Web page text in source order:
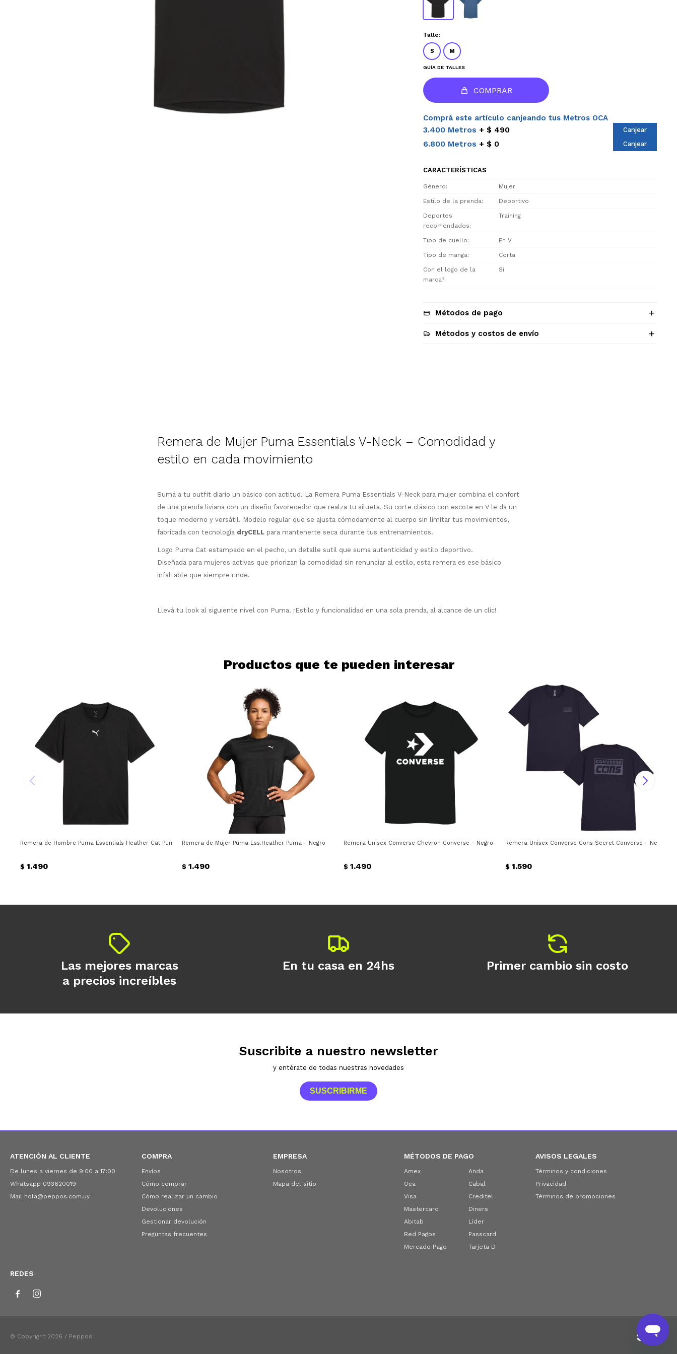
Talle:
S M
GUÍA DE TALLES
COMPRAR
Comprá este artículo canjeando tus Metros OCA
3.400 Metros $ 490 Canjear
6.800 Metros $ 0 Canjear
CARACTERÍSTICAS
Género Mujer
Estilo de la prenda Deportivo
Deportes
recomendados
Training
Tipo de cuello En V
Tipo de manga Corta
Con el logo de la
marca?
Si
Métodos de pago
Métodos y costos de envío
Remera de Mujer Puma Essentials V-Neck – Comodidad y
estilo en cada movimiento
Sumá a tu outfit diario un básico con actitud. La Remera Puma Essentials V-Neck para mujer combina el confort
de una prenda liviana con un diseño favorecedor que realza tu silueta. Su corte clásico con escote en V le da un
toque moderno y versátil. Modelo regular que se ajusta cómodamente al cuerpo sin limitar tus movimientos,
fabricada con tecnología dryCELL para mantenerte seca durante tus entrenamientos.
Logo Puma Cat estampado en el pecho, un detalle sutil que suma autenticidad y estilo deportivo.
Diseñada para mujeres activas que priorizan la comodidad sin renunciar al estilo, esta remera es ese básico
infaltable que siempre rinde.
Llevá tu look al siguiente nivel con Puma. ¡Estilo y funcionalidad en una sola prenda, al alcance de un clic!
Productos que te pueden interesar
Remera de Hombre Puma Essentials Heather Cat Puma - Negro
$ 1.490
Remera de Mujer Puma Ess.Heather Puma - Negro
$ 1.490
Remera Unisex Converse Chevron Converse - Negro
$ 1.490
Remera Unisex Converse Cons Secret Converse - Negro
$ 1.590
ATENCIÓN AL CLIENTE
De lunes a viernes de 9:00 a 17:00
Whatsapp 093620019
Mail hola@peppos.com.uy
COMPRA
Envíos
Cómo comprar
Cómo realizar un cambio
Devoluciones
Gestionar devolución
Preguntas frecuentes
EMPRESA
Nosotros
Mapa del sitio
MÉTODOS DE PAGO
Amex
Oca
Visa
Mastercard
Abitab
Red Pagos
Mercado Pago
Anda
Cabal
Creditel
Diners
Líder
Passcard
Tarjeta D
AVISOS LEGALES
Términos y condiciones
Privacidad
Términos de promociones
REDES
 
Las mejores marcas
a precios increíbles
En tu casa en 24hs Primer cambio sin costo
Suscribite a nuestro newsletter
y entérate de todas nuestras novedades
SUSCRIBIRME
© Copyright 2026 / Peppos
Después, hasta en 12
cuotas y sin tocar tu
comprar!
Comprá en 3 cuotas sin recargo o hasta
en 12 cuotas * ¡Solo con tu cédula!
* sujeto aprobación crediticia.
con Pago Después:
Cédula de identidad
Continuar
Estás calificado para comprar usando Pago
Después.
Elegí tus productos preferidos
Ups!
preguntas@pagodespues.com.uy